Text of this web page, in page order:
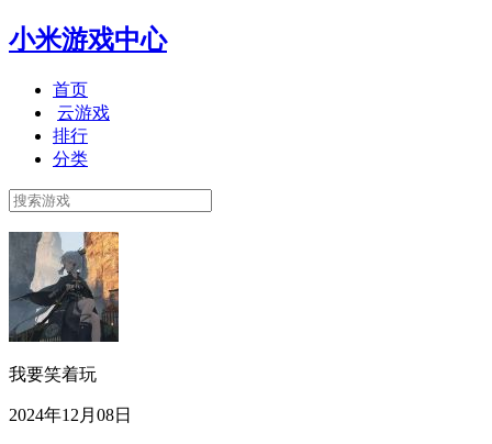
小米游戏中心
首页
云游戏
排行
分类
我要笑着玩
2024年12月08日